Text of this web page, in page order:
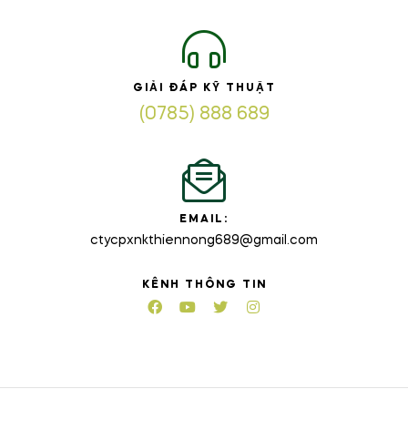
GIẢI ĐÁP KỸ THUẬT
(0785) 888 689
EMAIL:
ctycpxnkthiennong689@gmail.com
KÊNH THÔNG TIN